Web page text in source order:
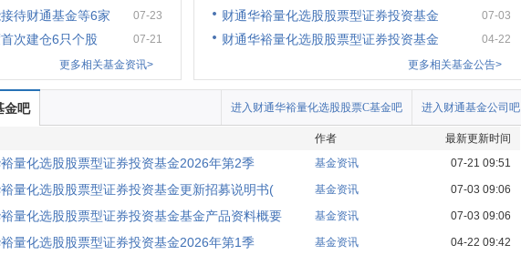
待财通基金等6家 07-23
次建仓6只个股
07-21
更多相关基金资讯>
财通华裕量化选股股票型证券投资基金 07-03
财通华裕量化选股股票型证券投资基金
04-22
更多相关基金公告>
金吧 进入财通基金公司吧
进入财通华裕量化选股股票C基金吧
作者
最新更新时间
量化选股股票型证券投资基金2026年第2季 基金资讯 07-21 09:51
量化选股股票型证券投资基金更新招募说明书( 基金资讯 07-03 09:06
量化选股股票型证券投资基金基金产品资料概要 基金资讯 07-03 09:06
量化选股股票型证券投资基金2026年第1季 基金资讯 04-22 09:42